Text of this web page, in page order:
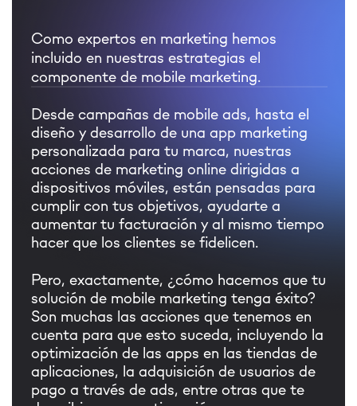
Como expertos en marketing hemos
incluido en nuestras estrategias el
componente de mobile marketing.
Desde campañas de mobile ads, hasta el
diseño y desarrollo de una app marketing
personalizada para tu marca, nuestras
acciones de marketing online dirigidas a
dispositivos móviles, están pensadas para
cumplir con tus objetivos, ayudarte a
aumentar tu facturación y al mismo tiempo
hacer que los clientes se fidelicen.
Pero, exactamente, ¿cómo hacemos que tu
solución de mobile marketing tenga éxito?
Son muchas las acciones que tenemos en
cuenta para que esto suceda, incluyendo la
optimización de las apps en las tiendas de
aplicaciones, la adquisición de usuarios de
pago a través de ads, entre otras que te